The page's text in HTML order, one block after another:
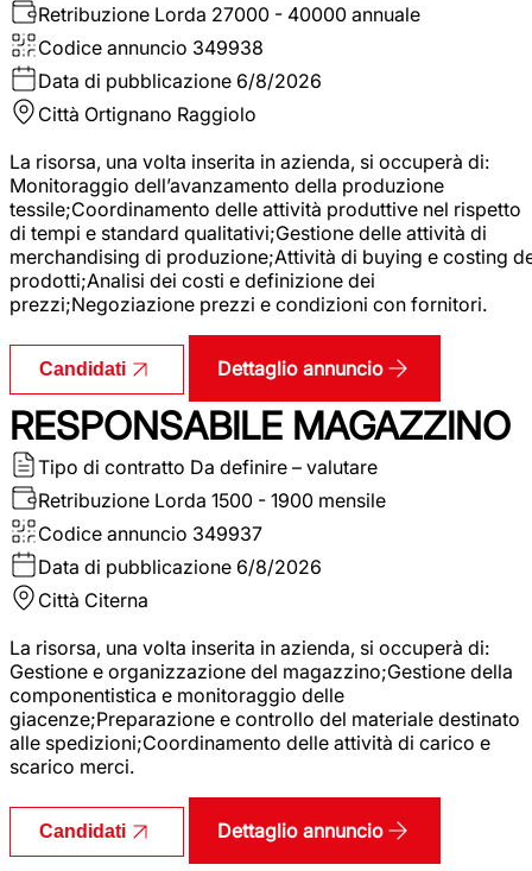
Retribuzione Lorda 27000 - 40000 annuale
Codice annuncio 349938
Data di pubblicazione 6/8/2026
Città Ortignano Raggiolo
La risorsa, una volta inserita in azienda, si occuperà di:
Monitoraggio dell’avanzamento della produzione
tessile;Coordinamento delle attività produttive nel rispetto
di tempi e standard qualitativi;Gestione delle attività di
merchandising di produzione;Attività di buying e costing
prodotti;Analisi dei costi e definizione dei
prezzi;Negoziazione prezzi e condizioni con fornitori.
Candidati Dettaglio annuncio
RESPONSABILE MAGAZZINO
Tipo di contratto Da definire – valutare
Retribuzione Lorda 1500 - 1900 mensile
Codice annuncio 349937
Data di pubblicazione 6/8/2026
Città Citerna
La risorsa, una volta inserita in azienda, si occuperà di:
Gestione e organizzazione del magazzino;Gestione della
componentistica e monitoraggio delle
giacenze;Preparazione e controllo del materiale destinato
alle spedizioni;Coordinamento delle attività di carico e
scarico merci.
Candidati Dettaglio annuncio